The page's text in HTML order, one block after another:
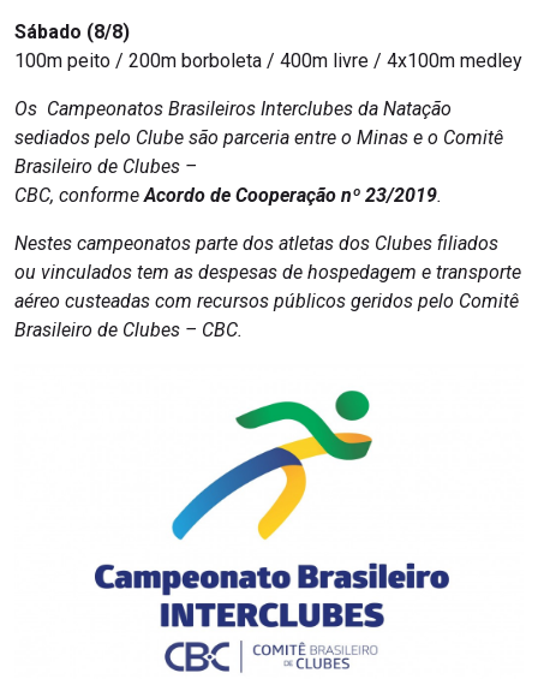
Sábado (8/8)
100m peito / 200m borboleta / 400m livre / 4x100m medley
Os Campeonatos Brasileiros Interclubes da Natação
sediados pelo Clube são parceria entre o Minas e o Comitê
Brasileiro de Clubes –
CBC, conformeAcordo de Cooperação nº 23/2019.
Nestes campeonatos parte dos atletas dos Clubes filiados
ou vinculados tem as despesas de hospedagem e transporte
aéreo custeadas com recursos públicos geridos pelo Comitê
Brasileiro de Clubes – CBC.